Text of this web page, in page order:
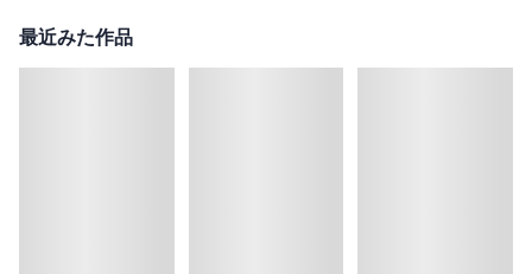
最近みた作品